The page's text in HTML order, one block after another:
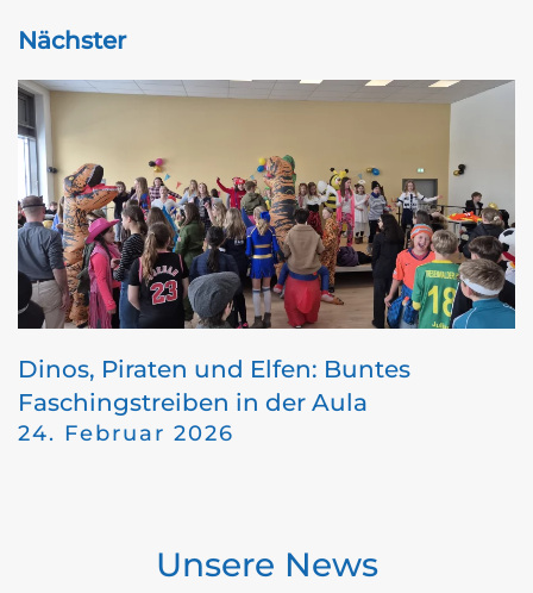
Nächster
Dinos, Piraten und Elfen: Buntes
Faschingstreiben in der Aula
24. Februar 2026
Unsere News